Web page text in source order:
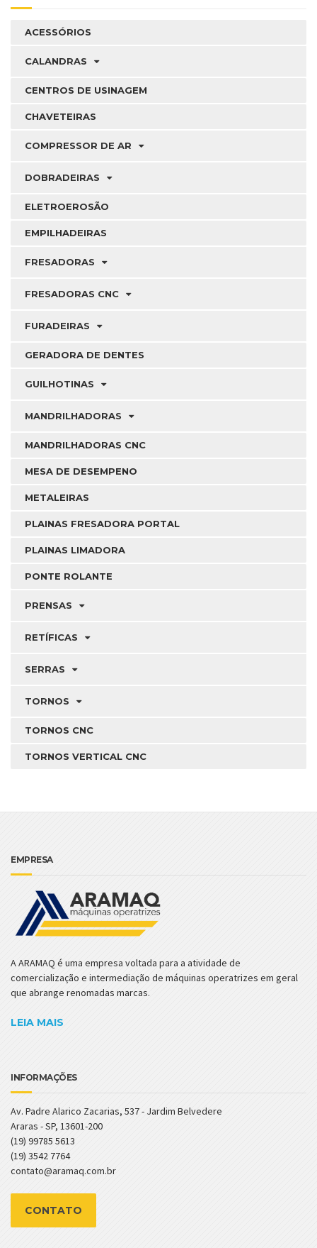
ACESSÓRIOS
CALANDRAS
CENTROS DE USINAGEM
CHAVETEIRAS
COMPRESSOR DE AR
DOBRADEIRAS
ELETROEROSÃO
EMPILHADEIRAS
FRESADORAS
FRESADORAS CNC
FURADEIRAS
GERADORA DE DENTES
GUILHOTINAS
MANDRILHADORAS
MANDRILHADORAS CNC
MESA DE DESEMPENO
METALEIRAS
PLAINAS FRESADORA PORTAL
PLAINAS LIMADORA
PONTE ROLANTE
PRENSAS
RETÍFICAS
SERRAS
TORNOS
TORNOS CNC
TORNOS VERTICAL CNC
EMPRESA
A ARAMAQ é uma empresa voltada para a atividade de
comercialização e intermediação de máquinas operatrizes em geral
que abrange renomadas marcas.
LEIA MAIS
INFORMAÇÕES
Av. Padre Alarico Zacarias, 537 - Jardim Belvedere
Araras - SP, 13601-200
(19) 99785 5613
(19) 3542 7764
contato@aramaq.com.br
CONTATO